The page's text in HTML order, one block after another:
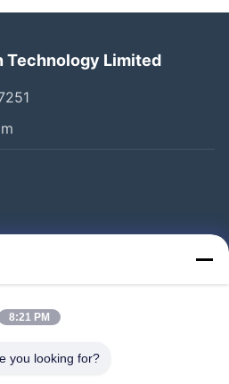
Technology Limited
8:21 PM
you looking for?